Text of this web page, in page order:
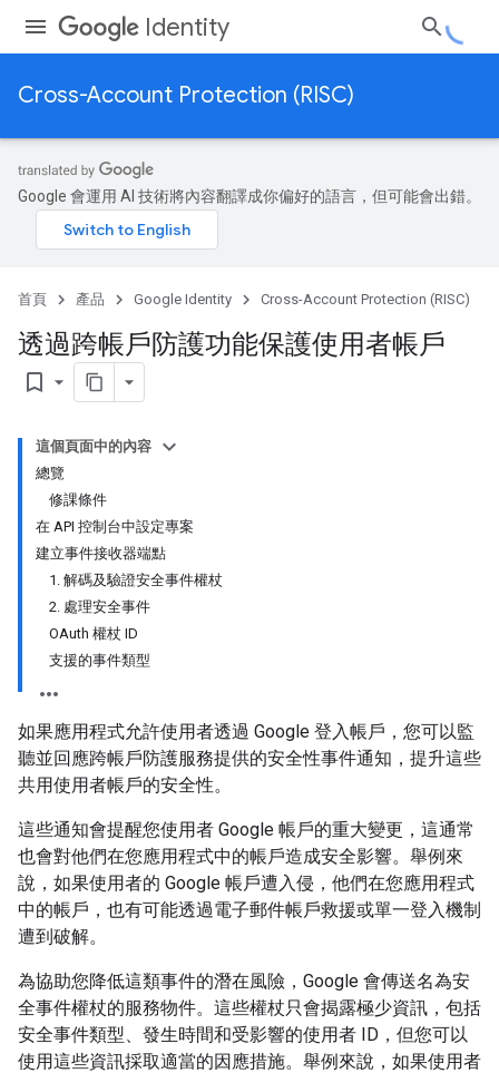
Identity
Cross-Account Protection (RISC)
Google 會運用 AI 技術將內容翻譯成你偏好的語言，但可能會出錯。
首頁 產品 Google Identity Cross-Account Protection (RISC)
透過跨帳戶防護功能保護使用者帳戶
bookmark_border
這個頁面中的內容
總覽
修課條件
在 API 控制台中設定專案
建立事件接收器端點
1. 解碼及驗證安全事件權杖
2. 處理安全事件
OAuth 權杖 ID
支援的事件類型
如果應用程式允許使用者透過 Google 登入帳戶，您可以監
聽並回應跨帳戶防護服務提供的安全性事件通知，提升這些
共用使用者帳戶的安全性。
這些通知會提醒您使用者 Google 帳戶的重大變更，這通常
也會對他們在您應用程式中的帳戶造成安全影響。舉例來
說，如果使用者的 Google 帳戶遭入侵，他們在您應用程式
中的帳戶，也有可能透過電子郵件帳戶救援或單一登入機制
遭到破解。
為協助您降低這類事件的潛在風險，Google 會傳送名為安
全事件權杖的服務物件。這些權杖只會揭露極少資訊，包括
安全事件類型、發生時間和受影響的使用者 ID，但您可以
使用這些資訊採取適當的因應措施。舉例來說，如果使用者